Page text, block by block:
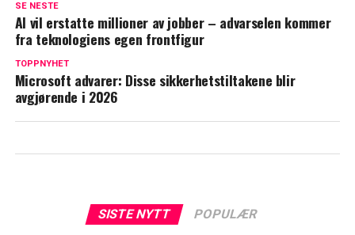
SE NESTE
AI vil erstatte millioner av jobber – advarselen kommer
fra teknologiens egen frontfigur
TOPPNYHET
Microsoft advarer: Disse sikkerhetstiltakene blir
avgjørende i 2026
SISTE NYTT POPULÆR